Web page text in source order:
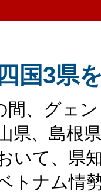
国3県
間、グェ
県、島根
いて、県
トナム情